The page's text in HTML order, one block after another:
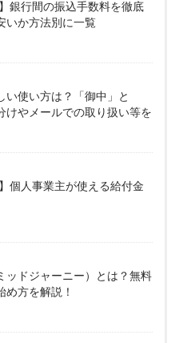
銀行間の振込手数料を徹底
いか方法別に一覧
い使い方は？「御中」と
けやメールでの取り扱い等を
個人事業主が使える給付金
ッドジャーニー）とは？無料
め方を解説！